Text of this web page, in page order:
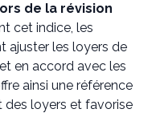
de la révision
cet indice, les
ajuster les loyers de
en accord avec les
ainsi une référence
loyers et favorise